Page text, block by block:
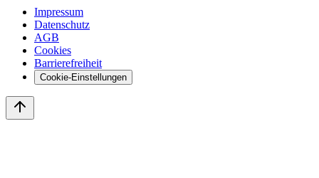
Impressum
Datenschutz
AGB
Cookies
Barrierefreiheit
Cookie-Einstellungen